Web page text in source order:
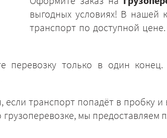
выгодных условиях! В нашей
транспорт по доступной
перевозку только в один
транспорт попадёт в пробку
мы предоставляем